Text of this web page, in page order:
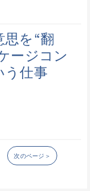
を“翻
ージコン
う仕事
次のページ＞